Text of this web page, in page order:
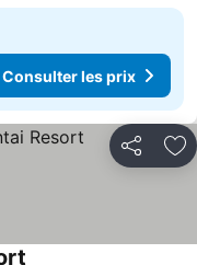
Consulter les prix
Partager